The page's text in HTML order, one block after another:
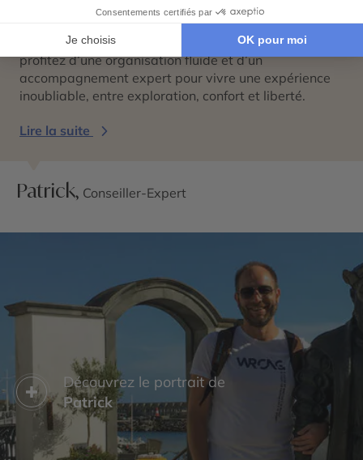
se vivent selon vos envies. Nous créons
des circuits sur mesure pour vous permettre de
découvrir chaque destination à votre rythme. Vous
profitez d’une organisation fluide et d’un
accompagnement expert pour vivre une expérience
inoubliable, entre exploration, confort et liberté.
Lire la suite
Patrick, Conseiller-Expert
Découvrez le portrait de
Patrick